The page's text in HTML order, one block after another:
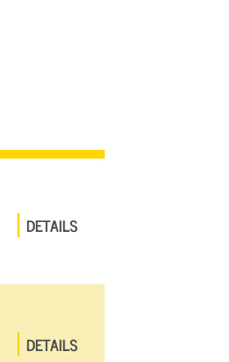
DETAILS
DETAILS